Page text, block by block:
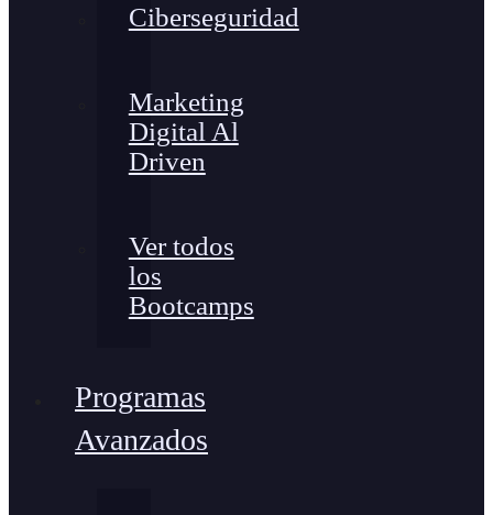
Ciberseguridad
Marketing
Digital Al
Driven
Ver todos
los
Bootcamps
Programas
Avanzados